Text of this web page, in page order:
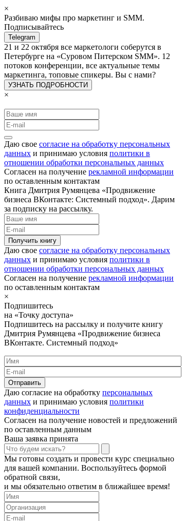
×
Разбиваю мифы про маркетинг и SMM.
Подписывайтесь
Telegram
21 и 22 октября все маркетологи соберутся в
Петербурге на «Суровом Питерском SMM». 12
потоков конференции, все актуальные темы
маркетинга, топовые спикеры. Вы с нами?
УЗНАТЬ ПОДРОБНОСТИ
×
Даю свое согласие на обработку персональных
данных и принимаю условия политики в
отношении обработки персональных данных
Согласен на получение рекламной информации
по оставленным контактам
Книга Дмитрия Румянцева «Продвижение
бизнеса ВКонтакте: Системный подход». Дарим
за подписку на рассылку.
Получить книгу
Даю свое согласие на обработку персональных
данных и принимаю условия политики в
отношении обработки персональных данных
Согласен на получение рекламной информации
по оставленным контактам
×
Подпишитесь
на «Точку доступа»
Подпишитесь на рассылку и получите книгу
Дмитрия Румянцева «Продвижение бизнеса
ВКонтакте. Системный подход»
Отправить
Даю согласие на обработку персональных
данных и принимаю условия политики
конфиденциальности
Согласен на получение новостей и предложений
по оставленным данным
Ваша заявка принята
Мы готовы создать и провести курс специально
для вашей компании. Воспользуйтесь формой
обратной связи,
и мы обязательно ответим в ближайшее время!